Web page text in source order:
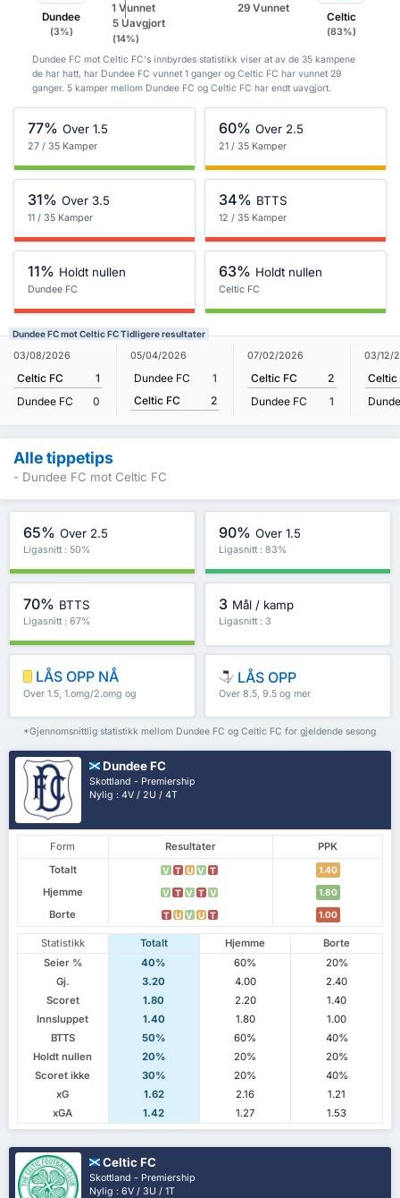
Dundee
(3%)
1 Vunnet
5 Uavgjort
(14%)
29 Vunnet
Celtic
(83%)
Dundee FC mot Celtic FC's innbyrdes statistikk viser at av de 35 kampene
de har hatt, har Dundee FC vunnet 1 ganger og Celtic FC har vunnet 29
ganger. 5 kamper mellom Dundee FC og Celtic FC har endt uavgjort.
77% Over 1.5
27 / 35 Kamper
60% Over 2.5
21 / 35 Kamper
31% Over 3.5
11 / 35 Kamper
34% BTTS
12 / 35 Kamper
11% Holdt nullen
Dundee FC
63% Holdt nullen
Celtic FC
Dundee FC mot Celtic FC Tidligere resultater
03/08/2026
Celtic FC
1
Dundee FC
0
05/04/2026
Dundee FC
1
Celtic FC
2
07/02/2026
Celtic FC
2
Dundee FC
1
03/12/
Celtic
Alle tippetips
- Dundee FC mot Celtic FC
65% Over 2.5
Ligasnitt : 50%
90% Over 1.5
Ligasnitt : 83%
70% BTTS
Ligasnitt : 67%
3 Mål / kamp
Ligasnitt : 3
LÅS OPP NÅ
Over 1.5, 1.omg/2.omg og
LÅS OPP
Over 8.5, 9.5 og mer
*Gjennomsnittlig statistikk mellom Dundee FC og Celtic FC for gjeldende sesong
Dundee FC
Skottland - Premiership
Nylig : 4V / 2U / 4T
Form Resultater
PPK
Totalt
V T U V T 1.40
Hjemme V T V T V 1.80
Borte T U V U T 1.00
Statistikk Totalt Hjemme
Borte
Seier %
40% 60%
20%
Gj.
3.20 4.00
2.40
Scoret
1.80 2.20
1.40
Innsluppet
1.40 1.80
1.00
BTTS
50% 60%
40%
Holdt nullen
20% 20%
20%
Scoret ikke
30% 20%
40%
xG
1.62 2.16
1.21
xGA
1.42 1.27 1.53
Celtic FC
Skottland - Premiership
Nylig : 6V / 3U / 1T